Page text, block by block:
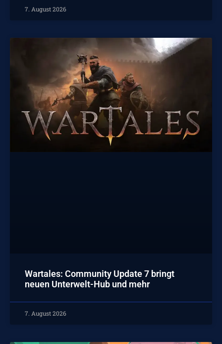
7. August 2026
Wartales: Community Update 7 bringt
neuen Unterwelt-Hub und mehr
7. August 2026